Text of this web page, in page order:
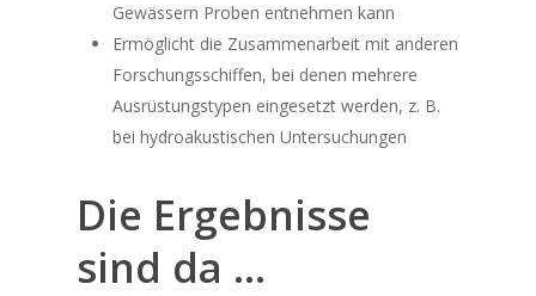
Gewässern Proben entnehmen kann
Ermöglicht die Zusammenarbeit mit anderen
Forschungsschiffen, bei denen mehrere
Ausrüstungstypen eingesetzt werden, z. B.
bei hydroakustischen Untersuchungen
Die Ergebnisse
sind da …